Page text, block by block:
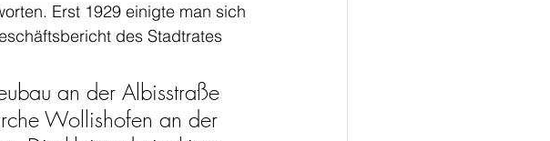
Erst 1929 einigte man sich
des Stadtrates
an der Albisstraße
Wollishofen an der